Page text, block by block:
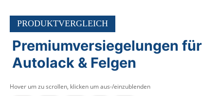
PRODUKTVERGLEICH
Premiumversiegelungen für
Autolack & Felgen
Hover um zu scrollen, klicken um aus-/einzublenden